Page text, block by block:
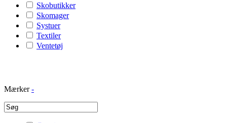
Skobutikker
Skomager
Systuer
Textiler
Ventetøj
Mærker -